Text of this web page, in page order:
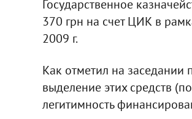
Государственное
370 грн на счет ЦИК в
2009 г.
Как отметил на
выделение этих средств
легитимность